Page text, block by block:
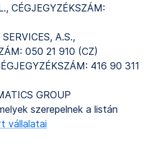
CÉGJEGYZÉKSZÁM:
A.S.,
050 21 910 (CZ)
416 90 311
GROUP
szerepelnek a listán
vállalatai